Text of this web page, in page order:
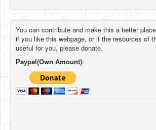
You can contribute and make this a better
if you like this webpage, or if the resources of
useful for you, please donate.
Paypal(Own Amount):